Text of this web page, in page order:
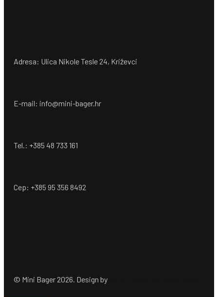
Adresa: Ulica Nikole Tesle 24, Križevci
E-mail: info@mini-bager.hr
Tel.: +385 48 733 161
Cep: +385 95 356 8492
© Mini Bager 2026. Design by